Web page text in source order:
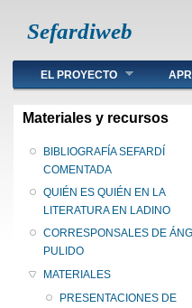
Sefardiweb
Main menu
EL PROYECTO
Materiales y recursos
BIBLIOGRAFÍA SEFARDÍ
COMENTADA
QUIÉN ES QUIÉN EN LA
LITERATURA EN LADINO
CORRESPONSALES DE
PULIDO
MATERIALES
PRESENTACIONES DE